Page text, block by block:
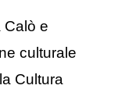
Calò e
culturale
Cultura